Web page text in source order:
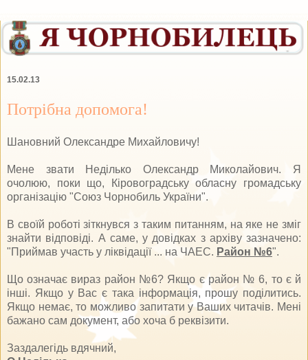
15.02.13
Потрібна допомога!
Шановний Олександре Михайловичу!
Мене звати Неділько Олександр Миколайович. Я
очолюю, поки що, Кіровоградську обласну громадську
організацію "Союз Чорнобиль України".
В своїй роботі зіткнувся з таким питанням, на яке не зміг
знайти відповіді. А саме, у довідках з архіву зазначено:
"Приймав участь у ліквідації ... на ЧАЕС. Район №6".
Що означає вираз район №6? Якщо є район № 6, то є й
інші. Якщо у Вас є така інформація, прошу поділитись.
Якщо немає, то можливо запитати у Ваших читачів. Мені
бажано сам документ, або хоча б реквізити.
Заздалегідь вдячний,